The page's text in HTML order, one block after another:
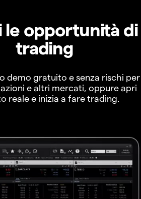
le opportunità di
trading
demo gratuito e senza rischi per
e altri mercati, oppure apri
reale e inizia a fare trading.